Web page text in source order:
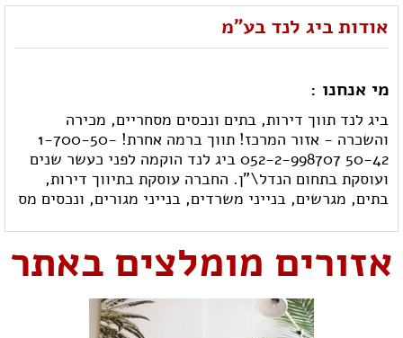
אודות ביג לנד בע"מ
מי אנחנו :
ביג לנד תווך דירות, בתים ונכסים מסחריים, מכירה
והשכרה - אזור המרכז! תווך ברמה אחרת! 1-700-50-
50-42 052-2-998707 ביג לנד הוקמה לפני כעשר שנים
ועוסקת בתחום הנדל\"ן. החברה עוסקת בתיווך דירות,
בתים, מגרשים, בנייני משרדים, בנייני מגורים, ונכסים מס
אזורים מומלצים באתר